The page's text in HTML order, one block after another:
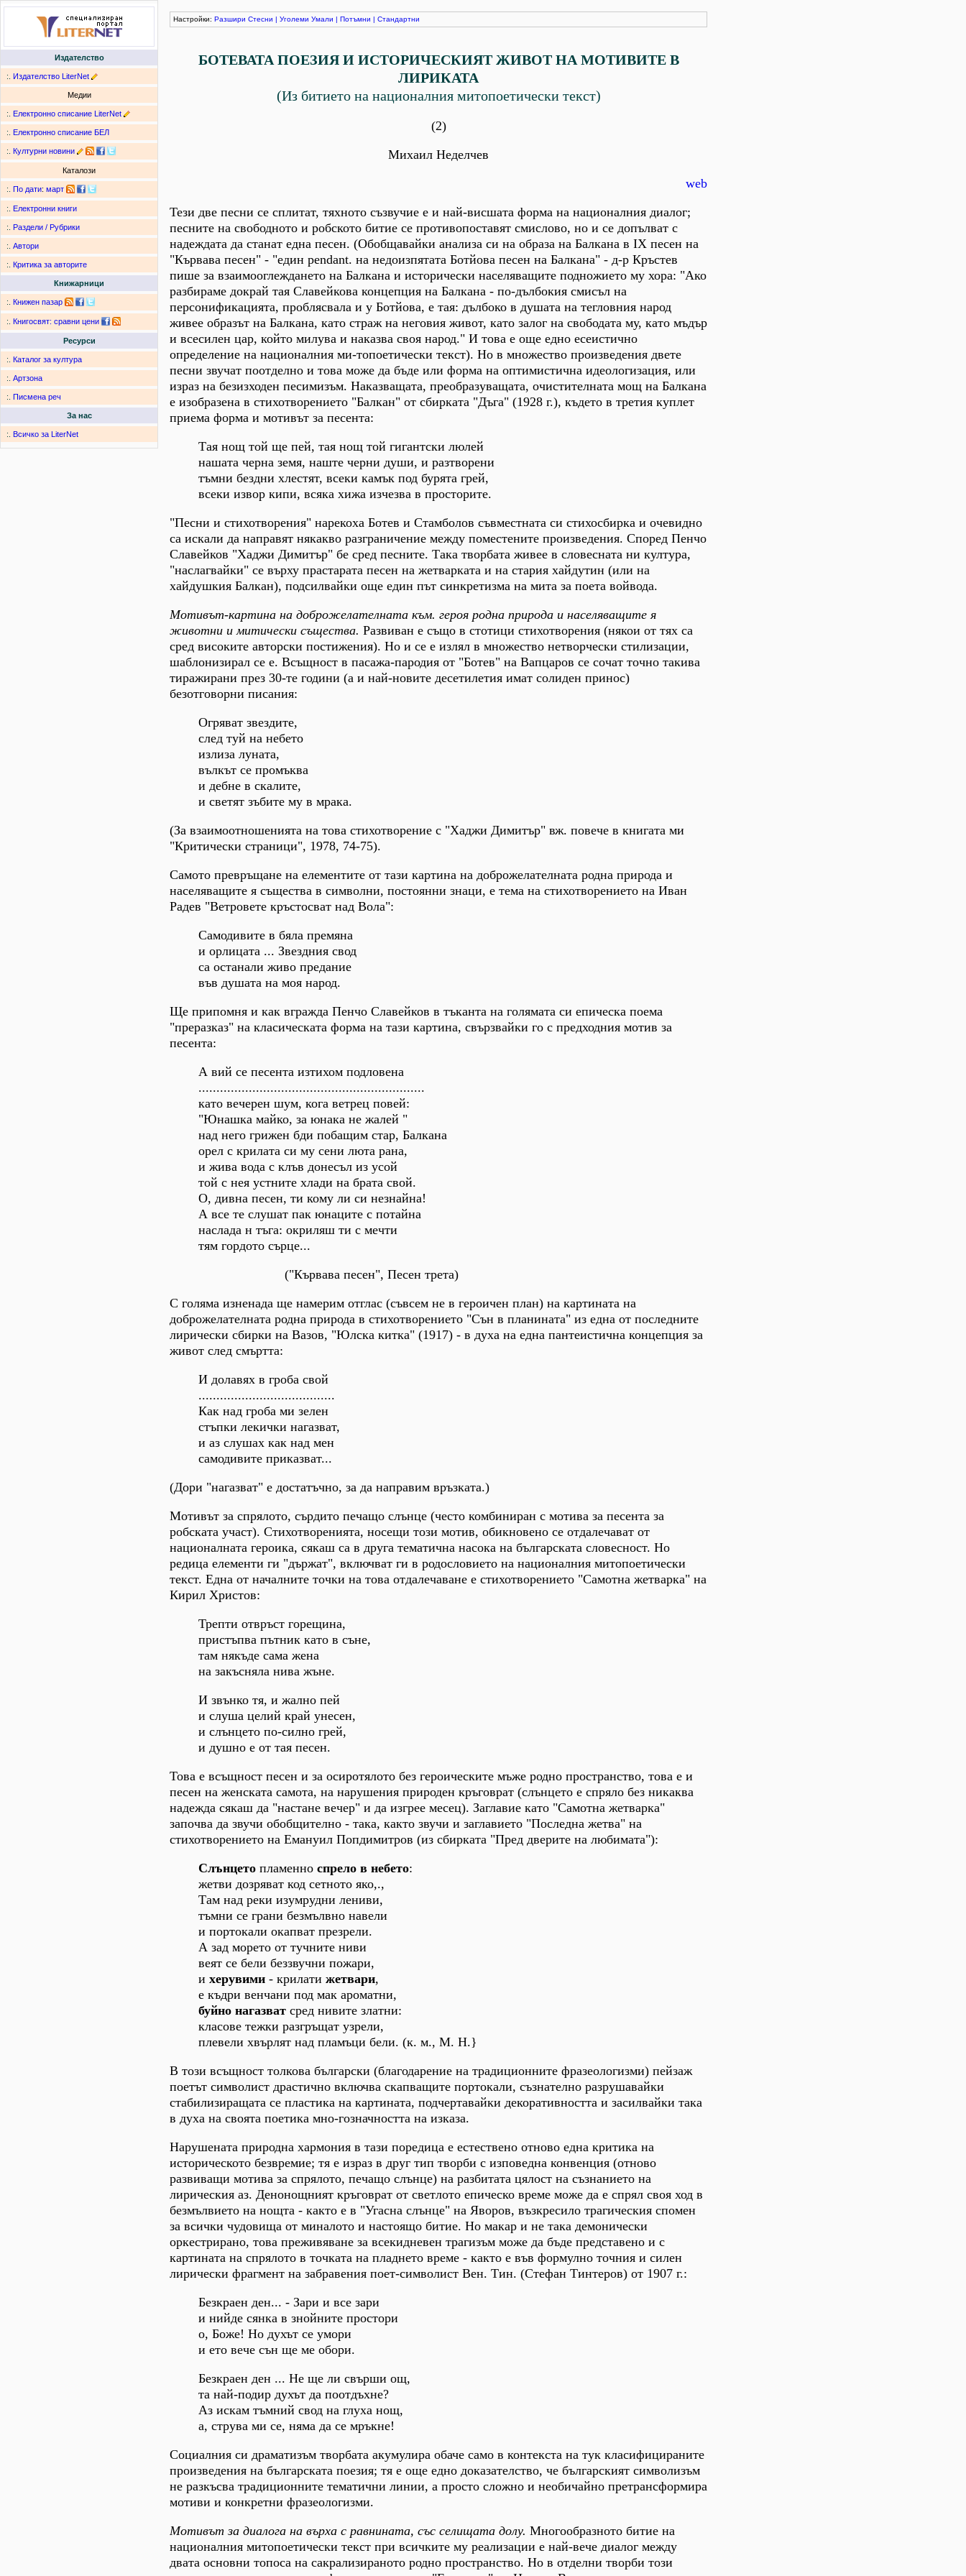
Издателство
:. Издателство LiterNet
Медии
:. Електронно списание LiterNet
:. Електронно списание БЕЛ
:. Културни новини
Каталози
:. По дати: март
:. Електронни книги
:. Раздели / Рубрики
:. Автори
:. Критика за авторите
Книжарници
:. Книжен пазар
:. Книгосвят: сравни цени
Ресурси
:. Каталог за култура
:. Артзона
:. Писмена реч
За нас
:. Всичко за LiterNet
Настройки: Разшири Стесни | Уголеми Умали | Потъмни | Стандартни
БОТЕВАТА ПОЕЗИЯ И ИСТОРИЧЕСКИЯТ ЖИВОТ НА МОТИВИТЕ В
ЛИРИКАТА
(Из битието на националния митопоетически текст)
(2)
Михаил Неделчев
web
Тези две песни се сплитат, тяхното съзвучие е и най-висшата форма на националния диалог;
песните на свободното и робското битие се противопоставят смислово, но и се допълват с
надеждата да станат една песен. (Обобщавайки анализа си на образа на Балкана в IX песен на
"Кървава песен" - "един pendant. на недоизпятата Ботйова песен на Балкана" - д-р Кръстев
пише за взаимооглеждането на Балкана и исторически населяващите подножието му хора: "Ако
разбираме докрай тая Славейкова концепция на Балкана - по-дълбокия смисъл на
персонификацията, проблясвала и у Ботйова, е тая: дълбоко в душата на тегловния народ
живее образът на Балкана, като страж на неговия живот, като залог на свободата му, като мъдър
и всесилен цар, който милува и наказва своя народ." И това е още едно есеистично
определение на националния ми-топоетически текст). Но в множество произведения двете
песни звучат поотделно и това може да бъде или форма на оптимистична идеологизация, или
израз на безизходен песимизъм. Наказващата, преобразуващата, очистителната мощ на Балкана
е изобразена в стихотворението "Балкан" от сбирката "Дъга" (1928 г.), където в третия куплет
приема форма и мотивът за песента:
Тая нощ той ще пей, тая нощ той гигантски люлей
нашата черна земя, наште черни души, и разтворени
тъмни бездни хлестят, всеки камък под бурята грей,
всеки извор кипи, всяка хижа изчезва в просторите.
"Песни и стихотворения" нарекоха Ботев и Стамболов съвместната си стихосбирка и очевидно
са искали да направят някакво разграничение между поместените произведения. Според Пенчо
Славейков "Хаджи Димитър" бе сред песните. Така творбата живее в словесната ни култура,
"наслагвайки" се върху прастарата песен на жетварката и на стария хайдутин (или на
хайдушкия Балкан), подсилвайки още един път синкретизма на мита за поета войвода.
Мотивът-картина на доброжелателната към. героя родна природа и населяващите я
животни и митически същества. Развиван е също в стотици стихотворения (някои от тях са
сред високите авторски постижения). Но и се е излял в множество нетворчески стилизации,
шаблонизирал се е. Всъщност в пасажа-пародия от "Ботев" на Вапцаров се сочат точно такива
тиражирани през 30-те години (а и най-новите десетилетия имат солиден принос)
безотговорни писания:
Огряват звездите,
след туй на небето
излиза луната,
вълкът се промъква
и дебне в скалите,
и светят зъбите му в мрака.
(За взаимоотношенията на това стихотворение с "Хаджи Димитър" вж. повече в книгата ми
"Критически страници", 1978, 74-75).
Самото превръщане на елементите от тази картина на доброжелателната родна природа и
населяващите я същества в символни, постоянни знаци, е тема на стихотворението на Иван
Радев "Ветровете кръстосват над Вола":
Самодивите в бяла премяна
и орлицата ... Звездния свод
са останали живо предание
във душата на моя народ.
Ще припомня и как вгражда Пенчо Славейков в тъканта на голямата си епическа поема
"преразказ" на класическата форма на тази картина, свързвайки го с предходния мотив за
песента:
А вий се песента изтихом подловена
...............................................................
като вечерен шум, кога ветрец повей:
"Юнашка майко, за юнака не жалей "
над него грижен бди побащим стар, Балкана
орел с крилата си му сени люта рана,
и жива вода с клъв донесъл из усой
той с нея устните хлади на брата свой.
О, дивна песен, ти кому ли си незнайна!
А все те слушат пак юнаците с потайна
наслада н тъга: окриляш ти с мечти
тям гордото сърце...
("Кървава песен", Песен трета)
С голяма изненада ще намерим отглас (съвсем не в героичен план) на картината на
доброжелателната родна природа в стихотворението "Сън в планината" из една от последните
лирически сбирки на Вазов, "Юлска китка" (1917) - в духа на една пантеистична концепция за
живот след смъртта:
И долавях в гроба свой
......................................
Как над гроба ми зелен
стъпки лекички нагазват,
и аз слушах как над мен
самодивите приказват...
(Дори "нагазват" е достатъчно, за да направим връзката.)
Мотивът за спрялото, сърдито печащо слънце (често комбиниран с мотива за песента за
робската участ). Стихотворенията, носещи този мотив, обикновено се отдалечават от
националната героика, сякаш са в друга тематична насока на българската словесност. Но
редица елементи ги "държат", включват ги в родословието на националния митопоетически
текст. Една от началните точки на това отдалечаване е стихотворението "Самотна жетварка" на
Кирил Христов:
Трепти отвръст горещина,
пристъпва пътник като в съне,
там някъде сама жена
на закъсняла нива жъне.
И звънко тя, и жално пей
и слуша целий край унесен,
и слънцето по-силно грей,
и душно е от тая песен.
Това е всъщност песен и за осиротялото без героическите мъже родно пространство, това е и
песен на женската самота, на нарушения природен кръговрат (слънцето е спряло без никаква
надежда сякаш да "настане вечер" и да изгрее месец). Заглавие като "Самотна жетварка"
започва да звучи обобщително - така, както звучи и заглавието "Последна жетва" на
стихотворението на Емануил Попдимитров (из сбирката "Пред дверите на любимата"):
Слънцето пламенно спрело в небето:
жетви дозряват код сетното яко,.,
Там над реки изумрудни лениви,
тъмни се грани безмълвно навели
и портокали окапват презрели.
А зад морето от тучните ниви
веят се бели беззвучни пожари,
и херувими - крилати жетвари,
е къдри венчани под мак ароматни,
буйно нагазват сред нивите златни:
класове тежки разгръщат узрели,
плевели хвърлят над пламъци бели. (к. м., М. Н.}
В този всъщност толкова български (благодарение на традиционните фразеологизми) пейзаж
поетът символист драстично включва скапващите портокали, съзнателно разрушавайки
стабилизиращата се пластика на картината, подчертавайки декоративността и засилвайки така
в духа на своята поетика мно-гозначността на изказа.
Нарушената природна хармония в тази поредица е естествено отново една критика на
историческото безвремие; тя е израз в друг тип творби с изповедна конвенция (отново
развиващи мотива за спрялото, печащо слънце) на разбитата цялост на съзнанието на
лирическия аз. Денонощният кръговрат от светлото епическо време може да е спрял своя ход в
безмълвието на нощта - както е в "Угасна слънце" на Яворов, възкресило трагическия спомен
за всички чудовища от миналото и настоящо битие. Но макар и не така демонически
оркестрирано, това преживяване за всекидневен трагизъм може да бъде представено и с
картината на спрялото в точката на пладнето време - както е във формулно точния и силен
лирически фрагмент на забравения поет-символист Вен. Тин. (Стефан Тинтеров) от 1907 г.:
Безкраен ден... - Зари и все зари
и нийде сянка в знойните простори
о, Боже! Но духът се умори
и ето вече сън ще ме обори.
Безкраен ден ... Не ще ли свърши ощ,
та най-подир духът да поотдъхне?
Аз искам тъмний свод на глуха нощ,
а, струва ми се, няма да се мръкне!
Социалния си драматизъм творбата акумулира обаче само в контекста на тук класифицираните
произведения на българската поезия; тя е още едно доказателство, че българският символизъм
не разкъсва традиционните тематични линии, а просто сложно и необичайно претрансформира
мотиви и конкретни фразеологизми.
Мотивът за диалога на върха с равнината, със селищата долу. Многообразното битие на
националния митопоетически текст при всичките му реализации е най-вече диалог между
двата основни топоса на сакрализираното родно пространство. Но в отделни творби този